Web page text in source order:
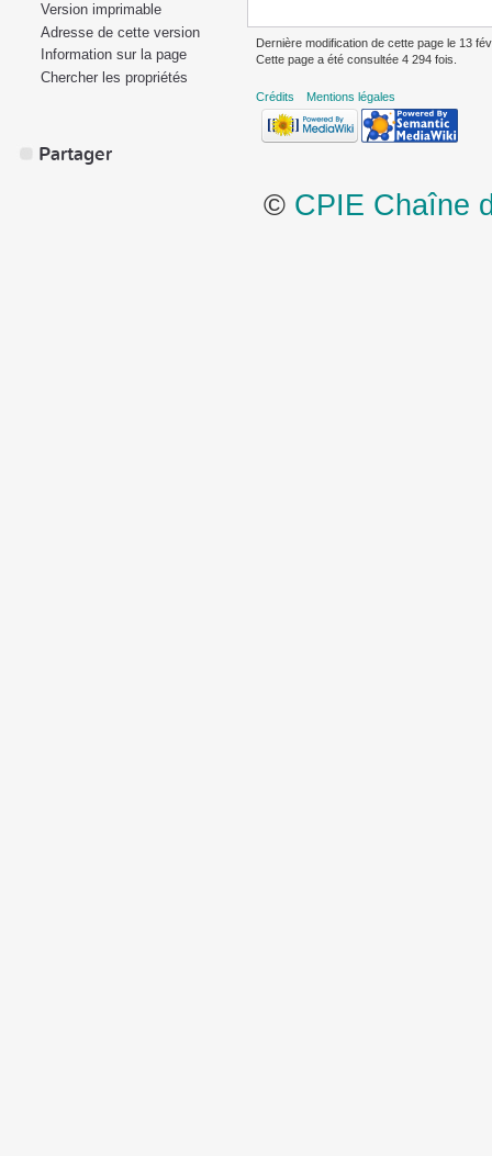
Version imprimable
Adresse de cette version
Information sur la page
Chercher les propriétés
Partager
Dernière modification de cette page le 13
Cette page a été consultée 4 294 fois.
Crédits Mentions légales
© CPIE Chaîne